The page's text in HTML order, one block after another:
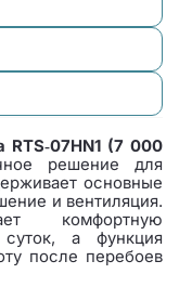
RTS‑07HN1 (7 000
решение для
основные
и вентиляция.
комфортную
а функция
после перебоев